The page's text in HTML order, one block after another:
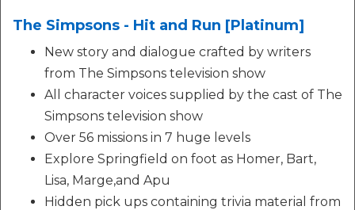
The Simpsons - Hit and Run [Platinum]
New story and dialogue crafted by writers
from The Simpsons television show
All character voices supplied by the cast of The
Simpsons television show
Over 56 missions in 7 huge levels
Explore Springfield on foot as Homer, Bart,
Lisa, Marge,and Apu
Hidden pick ups containing trivia material from